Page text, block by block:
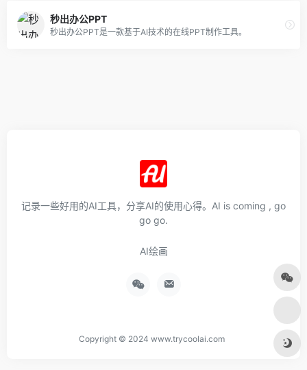
秒出办公PPT
秒出办公PPT是一款基于AI技术的在线PPT制作工具。
记录一些好用的AI工具，分享AI的使用心得。AI is coming , go
go go.
AI绘画
Copyright © 2024 www.trycoolai.com